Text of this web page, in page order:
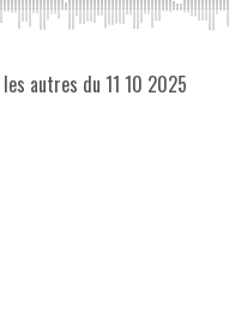
autres du 11 10 2025